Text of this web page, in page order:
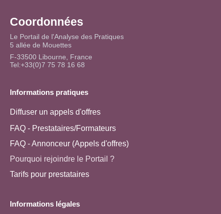
Coordonnées
Le Portail de l'Analyse des Pratiques
5 allée de Mouettes
F-33500 Libourne, France
Tel:+33(0)7 75 78 16 68
Informations pratiques
Diffuser un appels d'offres
FAQ - Prestataires/Formateurs
FAQ - Annonceur (Appels d'offres)
Pourquoi rejoindre le Portail ?
Tarifs pour prestataires
Informations légales